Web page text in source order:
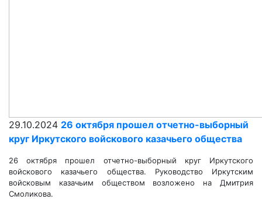
29.10.2024 26 октября прошел отчетно-выборный
круг Иркутского войскового казачьего общества
26 октября прошел отчетно-выборный круг Иркутского
войскового казачьего общества. Руководство Иркутским
войсковым казачьим обществом возложено на Дмитрия
Смоликова.